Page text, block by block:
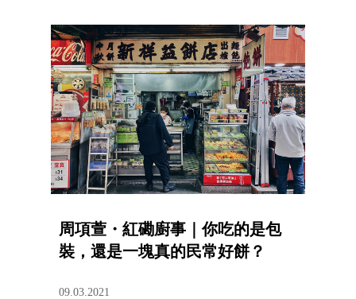
周項萱・紅磡廚事｜你吃的是包
裝，還是一塊真的民常好餅？
09.03.2021